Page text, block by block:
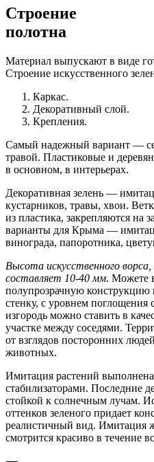
Строение
полотна
Материал выпускают в виде
Строение искусственного
Каркас.
Декоративный слой.
Крепления.
Самый надежный вариант —
травой. Пластиковые и
в основном, в интерьерах.
Декоративная зелень —
кустарников, травы, хвои.
из пластика, закрепляются на
варианты для Крыма —
винограда, папоротника,
Высота искусственного ворса,
составляет 10-40 мм. Можете
полупрозрачную
стенку, с уровнем
изгородь можно ставить в
участке между соседями.
от взглядов посторонних
животных.
Имитация растений
стабилизаторами. Последние
стойкой к солнечным лучам.
оттенков зеленого придает
реалистичный вид. Имитация
смотрится красиво в течение